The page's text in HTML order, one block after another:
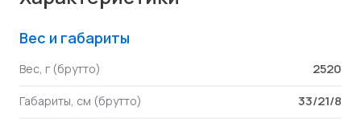
Вес и габариты
Вес, г (брутто) 2520
Габариты, см (брутто) 33/21/8